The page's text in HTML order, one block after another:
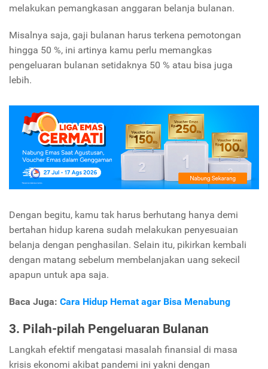
melakukan pemangkasan anggaran belanja bulanan.
Misalnya saja, gaji bulanan harus terkena pemotongan
hingga 50 %, ini artinya kamu perlu memangkas
pengeluaran bulanan setidaknya 50 % atau bisa juga
lebih.
Dengan begitu, kamu tak harus berhutang hanya demi
bertahan hidup karena sudah melakukan penyesuaian
belanja dengan penghasilan. Selain itu, pikirkan kembali
dengan matang sebelum membelanjakan uang sekecil
apapun untuk apa saja.
Baca Juga: Cara Hidup Hemat agar Bisa Menabung
3. Pilah-pilah Pengeluaran Bulanan
Langkah efektif mengatasi masalah finansial di masa
krisis ekonomi akibat pandemi ini yakni dengan